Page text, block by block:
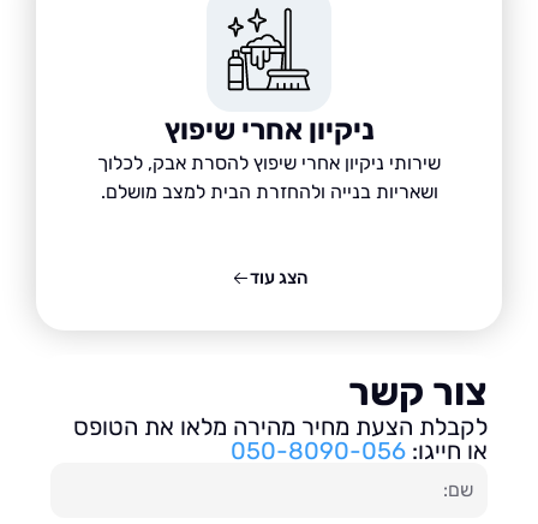
ניקיון אחרי שיפוץ
שירותי ניקיון אחרי שיפוץ להסרת אבק, לכלוך
ושאריות בנייה ולהחזרת הבית למצב מושלם.
קשר
הצעת מחיר מהירה מלאו את הטופס
חייגו:050-8090-056